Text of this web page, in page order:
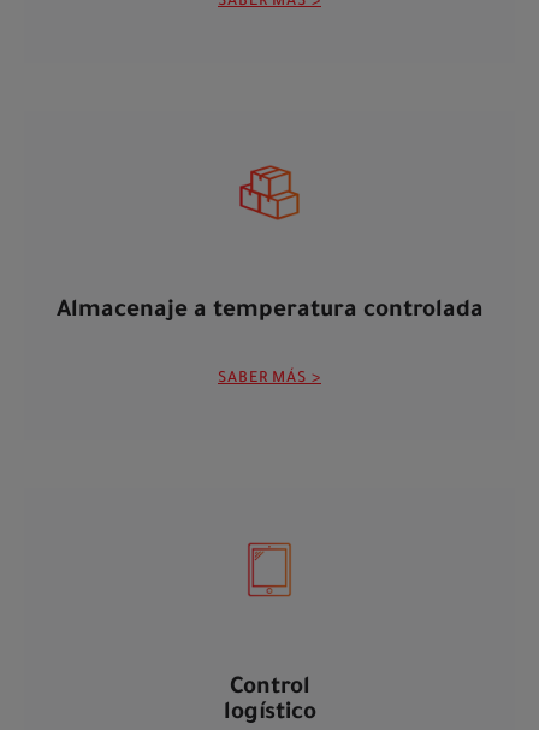
Almacenaje a temperatura controlada
SABER MÁS >
Control
logístico